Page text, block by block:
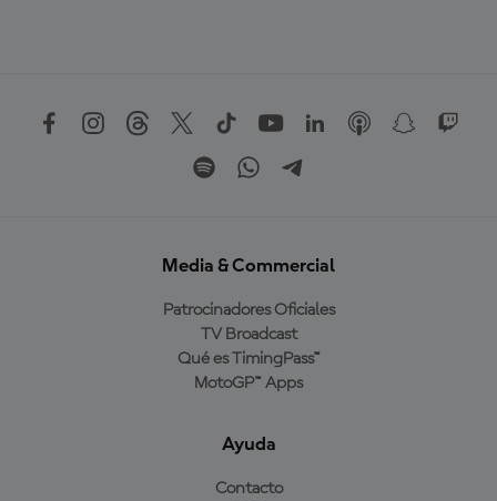
Media & Commercial
Patrocinadores Oficiales
TV Broadcast
Qué es TimingPass™
MotoGP™ Apps
Ayuda
Contacto